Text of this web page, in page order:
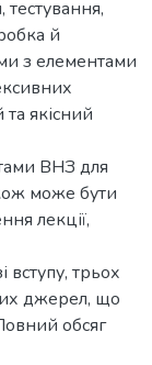
й
з елементами
та якісний
ВНЗ для
може бути
лекції,
вступу, трьох
джерел, що
обсяг